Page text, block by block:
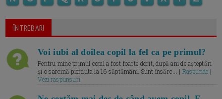
ÎNTREBARI
Voi iubi al doilea copil la fel ca pe primul?
Pentru mine primul copil a fost foarte dorit, după ani de așteptări
și o sarcină pierduta la 16 săptămâni. Sunt însărc... | Raspunde |
Vezi raspunsuri